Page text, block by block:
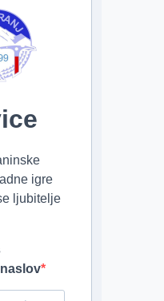
igre
ljubitelje